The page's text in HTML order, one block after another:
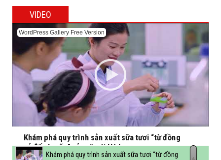
VIDEO
WordPress Gallery Free Version
Khám phá quy trình sản xuất sữa tươi “từ đồng
cỏ đến ly sữa” của cô gái Hà Lan
Khám phá quy trình sản xuất sữa tươi “từ đồng